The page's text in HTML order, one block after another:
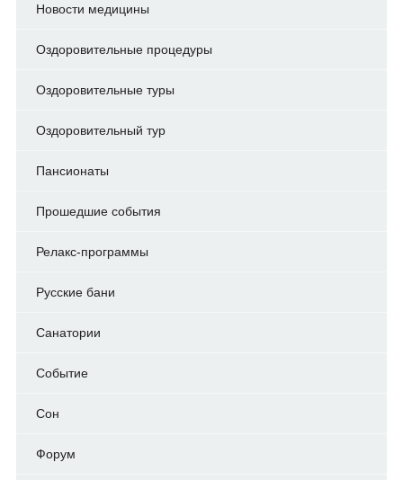
Новости медицины
Оздоровительные процедуры
Оздоровительные туры
Оздоровительный тур
Пансионаты
Прошедшие события
Релакс-программы
Русские бани
Санатории
Событие
Сон
Форум